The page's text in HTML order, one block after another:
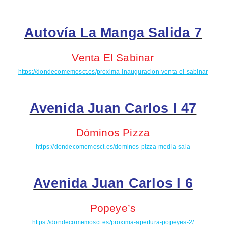
Autovía La Manga Salida 7
Venta El Sabinar
https://dondecomemosct.es/proxima-inauguracion-venta-el-sabinar
Avenida Juan Carlos I 47
Dóminos Pizza
https://dondecomemosct.es/dominos-pizza-media-sala
Avenida Juan Carlos I 6
Popeye’s
https://dondecomemosct.es/proxima-apertura-popeyes-2/